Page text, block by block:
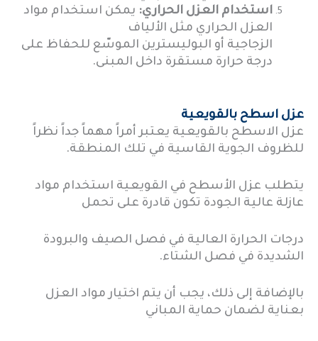
استخدام العزل الحراري: يمكن استخدام مواد
العزل الحراري مثل الألياف
الزجاجية أو البوليسترين الموسّع للحفاظ على
درجة حرارة مستقرة داخل المبنى.
عزل اسطح بالقويعية
عزل الاسطح بالقويعية يعتبر أمراً مهماً جداً نظراً
للظروف الجوية القاسية في تلك المنطقة.
يتطلب عزل الأسطح في القويعية استخدام مواد
عازلة عالية الجودة تكون قادرة على تحمل
درجات الحرارة العالية في فصل الصيف والبرودة
الشديدة في فصل الشتاء.
بالإضافة إلى ذلك، يجب أن يتم اختيار مواد العزل
بعناية لضمان حماية المباني